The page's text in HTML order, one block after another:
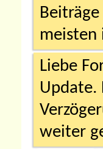
Beiträge
meisten
Liebe
Update.
weiter